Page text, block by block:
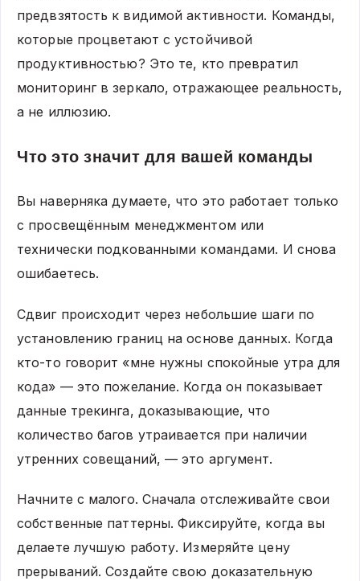
предвзятость к видимой активности. Команды,
которые процветают с устойчивой
продуктивностью? Это те, кто превратил
мониторинг в зеркало, отражающее реальность,
а не иллюзию.
Что это значит для вашей команды
Вы наверняка думаете, что это работает только
с просвещённым менеджментом или
технически подкованными командами. И снова
ошибаетесь.
Сдвиг происходит через небольшие шаги по
установлению границ на основе данных. Когда
кто-то говорит «мне нужны спокойные утра для
кода» — это пожелание. Когда он показывает
данные трекинга, доказывающие, что
количество багов утраивается при наличии
утренних совещаний, — это аргумент.
Начните с малого. Сначала отслеживайте свои
собственные паттерны. Фиксируйте, когда вы
делаете лучшую работу. Измеряйте цену
прерываний. Создайте свою доказательную